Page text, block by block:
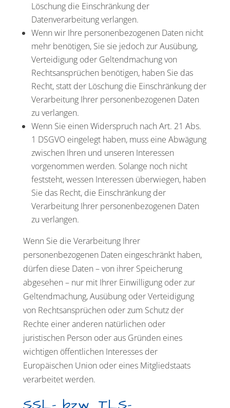
Löschung die Einschränkung der
Datenverarbeitung verlangen.
Wenn wir Ihre personenbezogenen Daten nicht
mehr benötigen, Sie sie jedoch zur Ausübung,
Verteidigung oder Geltendmachung von
Rechtsansprüchen benötigen, haben Sie das
Recht, statt der Löschung die Einschränkung der
Verarbeitung Ihrer personenbezogenen Daten
zu verlangen.
Wenn Sie einen Widerspruch nach Art. 21 Abs.
1 DSGVO eingelegt haben, muss eine Abwägung
zwischen Ihren und unseren Interessen
vorgenommen werden. Solange noch nicht
feststeht, wessen Interessen überwiegen, haben
Sie das Recht, die Einschränkung der
Verarbeitung Ihrer personenbezogenen Daten
zu verlangen.
Wenn Sie die Verarbeitung Ihrer
personenbezogenen Daten eingeschränkt haben,
dürfen diese Daten – von ihrer Speicherung
abgesehen – nur mit Ihrer Einwilligung oder zur
Geltendmachung, Ausübung oder Verteidigung
von Rechtsansprüchen oder zum Schutz der
Rechte einer anderen natürlichen oder
juristischen Person oder aus Gründen eines
wichtigen öffentlichen Interesses der
Europäischen Union oder eines Mitgliedstaats
verarbeitet werden.